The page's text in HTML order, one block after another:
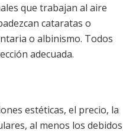
que trabajan al aire
cataratas o
o albinismo. Todos
adecuada.
estéticas, el precio, la
al menos los debidos